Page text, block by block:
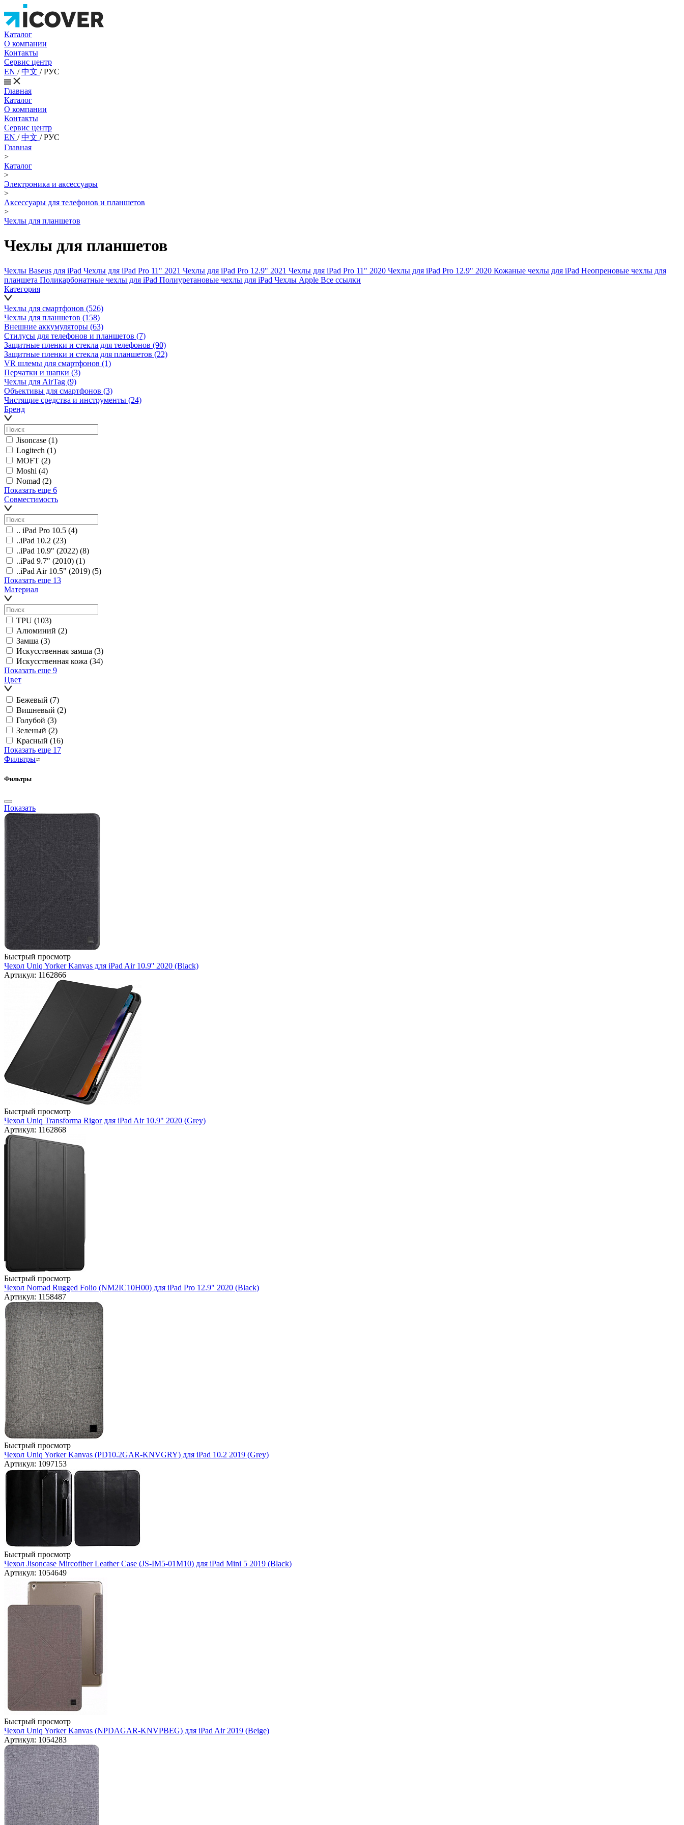
Каталог
О компании
Контакты
Сервис центр
EN /中文 /РУС
Главная
Каталог
О компании
Контакты
Сервис центр
EN /中文 /РУС
Главная
>
Каталог
>
Электроника и аксессуары
>
Аксессуары для телефонов и планшетов
>
Чехлы для планшетов
Чехлы для планшетов
Чехлы Baseus для iPad Чехлы для iPad Pro 11" 2021 Чехлы для iPad Pro 12.9" 2021 Чехлы для iPad Pro 11" 2020 Чехлы для iPad Pro 12.9" 2020 Кожаные чехлы для iPad Неопреновые чехлы для
планшета Поликарбонатные чехлы для iPad Полиуретановые чехлы для iPad Чехлы Apple Все ссылки
Категория
Чехлы для смартфонов (526)
Чехлы для планшетов (158)
Внешние аккумуляторы (63)
Стилусы для телефонов и планшетов (7)
Защитные пленки и стекла для телефонов (90)
Защитные пленки и стекла для планшетов (22)
VR шлемы для смартфонов (1)
Перчатки и шапки (3)
Чехлы для AirTag (9)
Объективы для смартфонов (3)
Чистящие средства и инструменты (24)
Бренд
Jisoncase (1)
Logitech (1)
MOFT (2)
Moshi (4)
Nomad (2)
Показать еще 6
Совместимость
.. iPad Pro 10.5 (4)
..iPad 10.2 (23)
..iPad 10.9" (2022) (8)
..iPad 9.7" (2010) (1)
..iPad Air 10.5" (2019) (5)
Показать еще 13
Материал
TPU (103)
Алюминий (2)
Замша (3)
Искусственная замша (3)
Искусственная кожа (34)
Показать еще 9
Цвет
Бежевый (7)
Вишневый (2)
Голубой (3)
Зеленый (2)
Красный (16)
Показать еще 17
Фильтры
Фильтры
Показать
Быстрый просмотр
Чехол Uniq Yorker Kanvas для iPad Air 10.9'' 2020 (Black)
Артикул: 1162866
Быстрый просмотр
Чехол Uniq Transforma Rigor для iPad Air 10.9" 2020 (Grey)
Артикул: 1162868
Быстрый просмотр
Чехол Nomad Rugged Folio (NM2IC10H00) для iPad Pro 12.9" 2020 (Black)
Артикул: 1158487
Быстрый просмотр
Чехол Uniq Yorker Kanvas (PD10.2GAR-KNVGRY) для iPad 10.2 2019 (Grey)
Артикул: 1097153
Быстрый просмотр
Чехол Jisoncase Mircofiber Leather Case (JS-IM5-01M10) для iPad Mini 5 2019 (Black)
Артикул: 1054649
Быстрый просмотр
Чехол Uniq Yorker Kanvas (NPDAGAR-KNVPBEG) для iPad Air 2019 (Beige)
Артикул: 1054283